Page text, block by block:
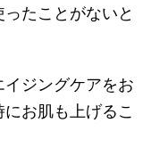
たことがないと
ジングケアをお
お肌も上げるこ